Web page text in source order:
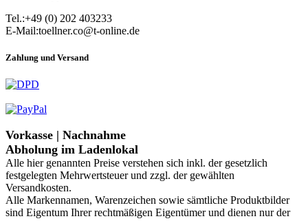
Tel.:+49 (0) 202 403233
E-Mail:toellner.co@t-online.de
Zahlung und Versand
Vorkasse | Nachnahme
Abholung im Ladenlokal
Alle hier genannten Preise verstehen sich inkl. der gesetzlich
festgelegten Mehrwertsteuer und zzgl. der gewählten
Versandkosten.
Alle Markennamen, Warenzeichen sowie sämtliche Produktbilder
sind Eigentum Ihrer rechtmäßigen Eigentümer und dienen nur der